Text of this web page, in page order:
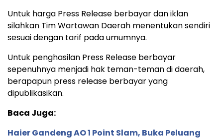
Untuk harga Press Release berbayar dan iklan
silahkan Tim Wartawan Daerah menentukan sendiri
sesuai dengan tarif pada umumnya.
Untuk penghasilan Press Release berbayar
sepenuhnya menjadi hak teman-teman di daerah,
berapapun press release berbayar yang
dipublikasikan.
Baca Juga:
Haier Gandeng AO 1 Point Slam, Buka Peluang